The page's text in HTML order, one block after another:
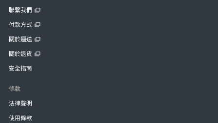
聯繫我們
付款方式
關於運送
關於退貨
安全指南
條款
法律聲明
使用條款